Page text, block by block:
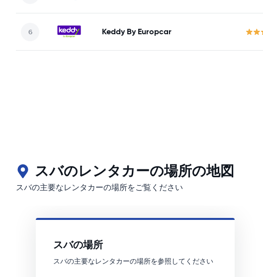
Keddy By Europcar
スバのレンタカーの場所の地図
スバの主要なレンタカーの場所をご覧ください
スバの場所
スバの主要なレンタカーの場所を参照してください